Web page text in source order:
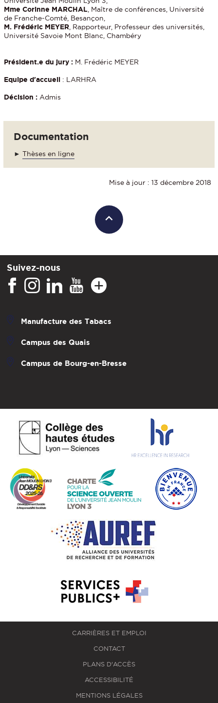
Mme Corinne MARCHAL , Maître de conférences, Université
de Franche-Comté, Besançon,
M. Frédéric MEYER , Rapporteur, Professeur des universités,
Université Savoie Mont Blanc, Chambéry
Président.e du jury : M. Frédéric MEYER
Equipe d'accueil : LARHRA
Décision : Admis
Documentation
► Thèses en ligne
Mise à jour : 13 décembre 2018
Suivez-nous
Manufacture des Tabacs
Campus des Quais
Campus de Bourg-en-Bresse
CARRIÈRES ET EMPLOI
CONTACT
PLANS D'ACCÈS
ACCESSIBILITÉ
MENTIONS LÉGALES